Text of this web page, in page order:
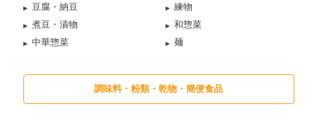
豆腐・納豆
練物
煮豆・漬物
和惣菜
中華惣菜
麺
調味料・粉類・乾物・簡便食品